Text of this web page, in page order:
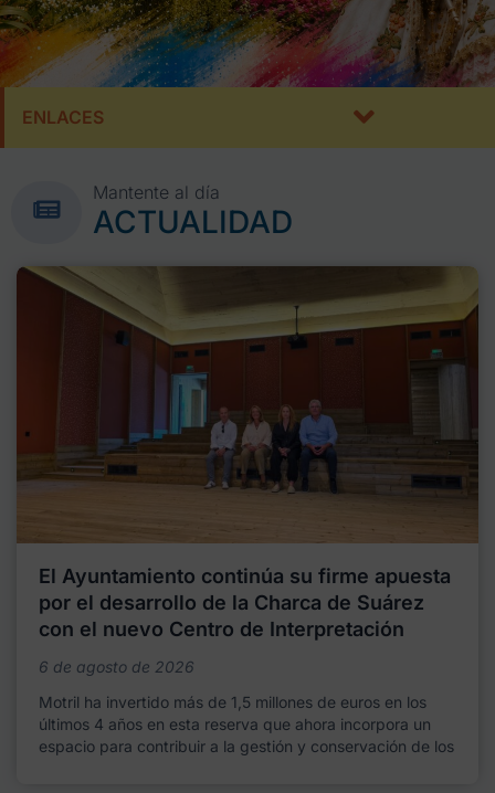
ENLACES
Mantente al día
ACTUALIDAD
El Ayuntamiento continúa su firme apuesta
por el desarrollo de la Charca de Suárez
con el nuevo Centro de Interpretación
6 de agosto de 2026
Motril ha invertido más de 1,5 millones de euros en los
últimos 4 años en esta reserva que ahora incorpora un
espacio para contribuir a la gestión y conservación de los